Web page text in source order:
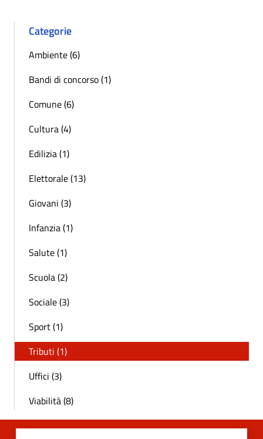
Categorie
Ambiente (6)
Bandi di concorso (1)
Comune (6)
Cultura (4)
Edilizia (1)
Elettorale (13)
Giovani (3)
Infanzia (1)
Salute (1)
Scuola (2)
Sociale (3)
Sport (1)
Tributi (1)
Uffici (3)
Viabilità (8)